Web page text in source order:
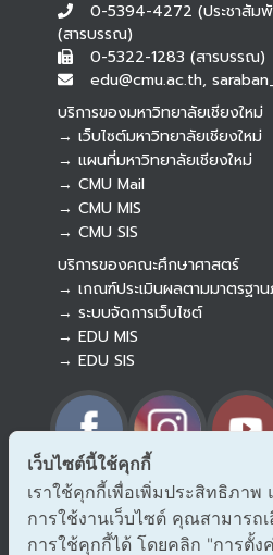
0-5394-4272 (ประชาสั
(สารบรรณ)
0-5322-1283 (สารบรรณ)
edu@cmu.ac.th,
บริการของมหาวิทยาลัยเชียงใหม่
→ เว็บไซต์มหาวิทยาลัยเชียงใหม่
→ แผนที่มหาวิทยาลัยเชียงใหม่
→ CMU Mail
→ CMU MIS
→ CMU SIS
บริการของคณะศึกษาศาสตร์
→ เกณฑ์ประเมินผลตามมาตรฐาน
→ ระบบจัดการเว็บไซต์
→ EDU MIS
→ EDU SIS
→ ร้องเรียนทุจริตและประพฤติมิ
→ แจ้งเรื่องร้องออนไลน์ สำนักง
→ รับเรื่องร้องเรียน/แจ้งเบาะแ
Botnoi Assistant
Connecting…
เว็บไซต์นี้ใช้คุกกี้
เราใช้คุกกี้เพื่อเพิ่มประสิทธิภา
การใช้งานเว็บไซต์ คุณสามารถ
การใช้คุกกี้ได้ โดยคลิก "การตั้ง